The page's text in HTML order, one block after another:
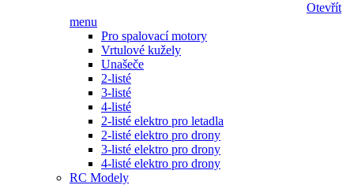
Otevřít
menu
Pro spalovací motory
Vrtulové kužely
Unašeče
2-listé
3-listé
4-listé
2-listé elektro pro letadla
2-listé elektro pro drony
3-listé elektro pro drony
4-listé elektro pro drony
RC Modely